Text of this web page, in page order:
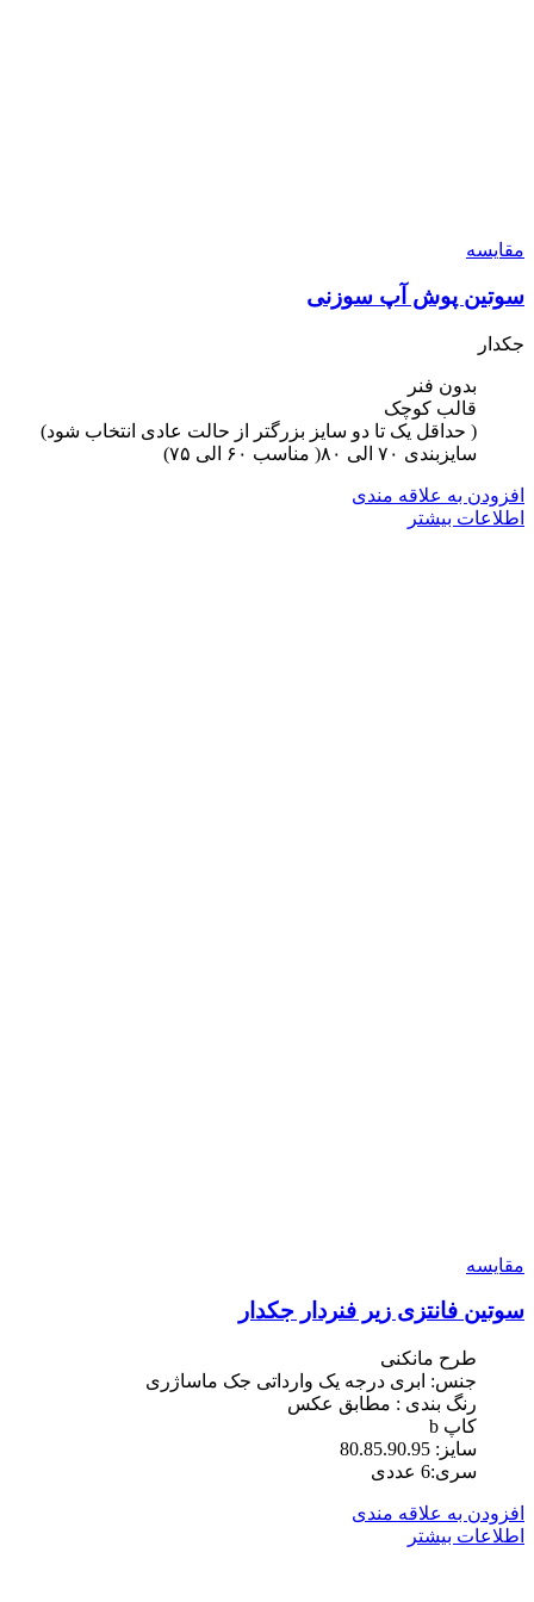
مقایسه
سوتین پوش آپ سوزنی
جکدار
بدون فنر
قالب کوچک
( حداقل یک تا دو سایز بزرگتر از حالت عادی انتخاب شود)
سایزبندی ۷۰ الی ۸۰( مناسب ۶۰ الی ۷۵)
افزودن به علاقه مندی
اطلاعات بیشتر
مقایسه
سوتین فانتزی زیر فنردار جکدار
طرح مانکنی
جنس: ابری درجه یک وارداتی جک ماساژری
رنگ بندی : مطابق عکس
کاپ b
سایز: 80.85.90.95
سری:6 عددی
افزودن به علاقه مندی
اطلاعات بیشتر